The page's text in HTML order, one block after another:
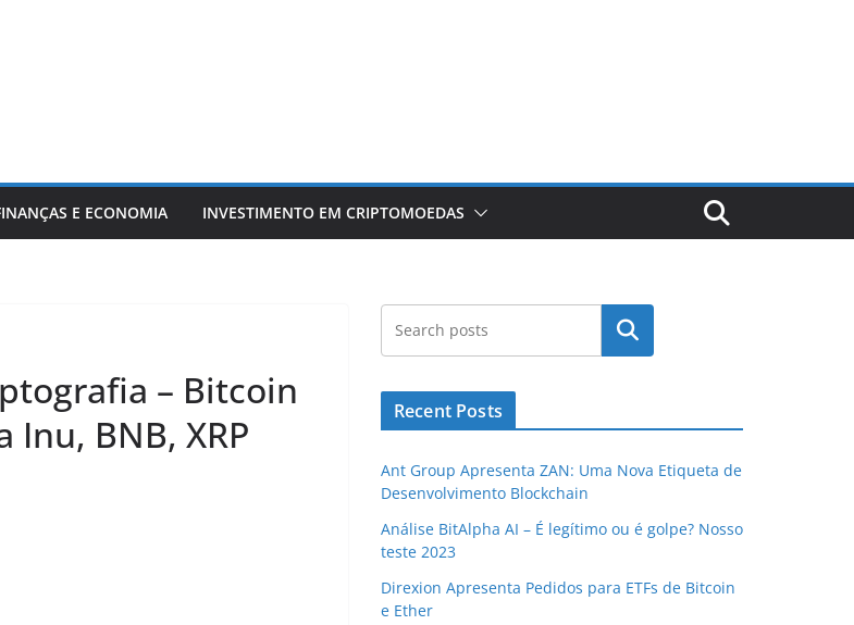
E ECONOMIA INVESTIMENTO EM CRIPTOMOEDAS
– Bitcoin
BNB, XRP
Pesquisar
Recent Posts
Ant Group Apresenta ZAN: Uma Nova Etiqueta de
Desenvolvimento Blockchain
Análise BitAlpha AI – É legítimo ou é golpe? Nosso
teste 2023
Direxion Apresenta Pedidos para ETFs de Bitcoin
e Ether